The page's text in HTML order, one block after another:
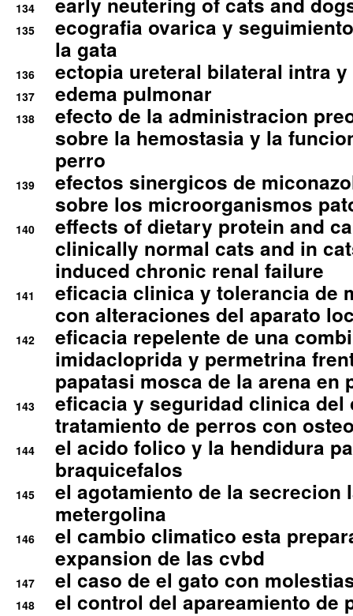
134
135
ecografia ovarica y
la gata
136 ectopia ureteral bilateral intra
137 edema pulmonar
138
efecto de la administracion
sobre la hemostasia y la
perro
139
efectos sinergicos de
sobre los microorganismos
140
effects of dietary protein and
clinically normal cats and in
induced chronic renal failure
141
eficacia clinica y tolerancia de
con alteraciones del aparato
142
eficacia repelente de una
imidacloprida y permetrina
papatasi mosca de la arena en
143
eficacia y seguridad clinica del
tratamiento de perros con
144
el acido folico y la hendidura
braquicefalos
145
el agotamiento de la secrecion
metergolina
146
el cambio climatico esta
expansion de las cvbd
147 el caso de el gato con
148 el control del apareamiento de